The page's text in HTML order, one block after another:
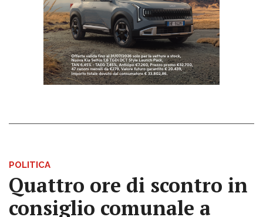
POLITICA
Quattro ore di scontro in
consiglio comunale a